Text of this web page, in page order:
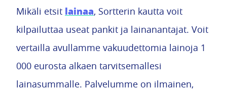
Mikäli etsit lainaa, Sortterin kautta voit
kilpailuttaa useat pankit ja lainanantajat. Voit
vertailla avullamme vakuudettomia lainoja 1
000 eurosta alkaen tarvitsemallesi
lainasummalle. Palvelumme on ilmainen,